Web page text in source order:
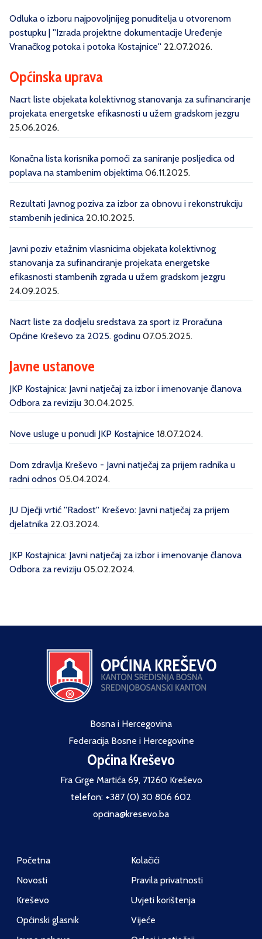
Odluka o izboru najpovoljnijeg ponuditelja u otvorenom
postupku | ''Izrada projektne dokumentacije Uređenje
Vranačkog potoka i potoka Kostajnice'' 22.07.2026.
Općinska uprava
Nacrt liste objekata kolektivnog stanovanja za sufinanciranje
projekata energetske efikasnosti u užem gradskom jezgru
25.06.2026.
Konačna lista korisnika pomoći za saniranje posljedica od
poplava na stambenim objektima 06.11.2025.
Rezultati Javnog poziva za izbor za obnovu i rekonstrukciju
stambenih jedinica 20.10.2025.
Javni poziv etažnim vlasnicima objekata kolektivnog
stanovanja za sufinanciranje projekata energetske
efikasnosti stambenih zgrada u užem gradskom jezgru
24.09.2025.
Nacrt liste za dodjelu sredstava za sport iz Proračuna
Općine Kreševo za 2025. godinu 07.05.2025.
Javne ustanove
JKP Kostajnica: Javni natječaj za izbor i imenovanje članova
Odbora za reviziju 30.04.2025.
Nove usluge u ponudi JKP Kostajnice 18.07.2024.
Dom zdravlja Kreševo - Javni natječaj za prijem radnika u
radni odnos 05.04.2024.
JU Dječji vrtić ''Radost'' Kreševo: Javni natječaj za prijem
djelatnika 22.03.2024.
JKP Kostajnica: Javni natječaj za izbor i imenovanje članova
Odbora za reviziju 05.02.2024.
Bosna i Hercegovina
Federacija Bosne i Hercegovine
Općina Kreševo
Fra Grge Martića 69, 71260 Kreševo
telefon: +387 (0) 30 806 602
opcina@kresevo.ba
Početna
Novosti
Kreševo
Općinski glasnik
Kolačići
Pravila privatnosti
Uvjeti korištenja
Vijeće